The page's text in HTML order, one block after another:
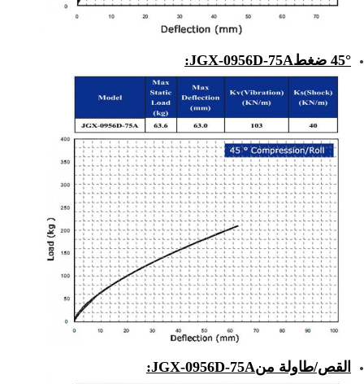
45° ضغط JGX-0956D-75A
:
القص/طاولة منJGX-0956D-75A
: